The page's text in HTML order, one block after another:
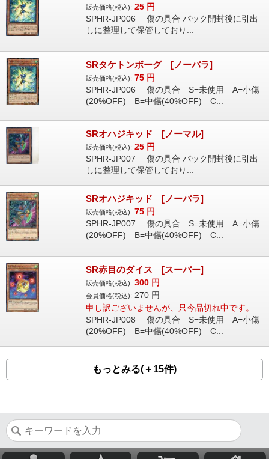
販売価格(税込): 25 円
SPHR-JP006 傷の具合 パック開封後に引出
しに整理して保管しており...
SRタケトンボーグ [ノーパラ]
販売価格(税込): 75 円
SPHR-JP006 傷の具合 S=未使用 A=小傷
(20%OFF) B=中傷(40%OFF) C...
SRオハジキッド [ノーマル]
販売価格(税込): 25 円
SPHR-JP007 傷の具合 パック開封後に引出
しに整理して保管しており...
SRオハジキッド [ノーパラ]
販売価格(税込): 75 円
SPHR-JP007 傷の具合 S=未使用 A=小傷
(20%OFF) B=中傷(40%OFF) C...
SR赤目のダイス [スーパー]
販売価格(税込): 300 円
会員価格(税込): 270 円
申し訳ございませんが、只今品切れ中です。
SPHR-JP008 傷の具合 S=未使用 A=小傷
(20%OFF) B=中傷(40%OFF) C...
もっとみる(＋15件)